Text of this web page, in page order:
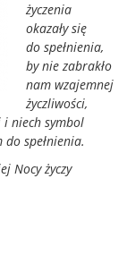
życzenia
okazały się
do spełnienia,
by nie zabrakło
nam wzajemnej
życzliwości,
i niech symbol
spełnienia.
Nocy życzy